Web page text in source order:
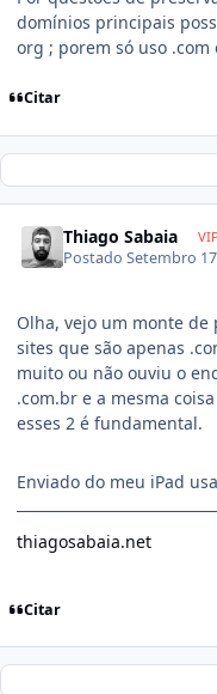
domínios principais
org ; porem só uso .com
Citar
Thiago Sabaia
PostadoSetembro
Olha, vejo um monte de
sites que são apenas
muito ou não ouviu o
.com.br e a mesma
esses 2 é fundamental.
Enviado do meu iPad
thiagosabaia.net
Citar